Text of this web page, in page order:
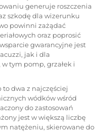
generuje roszczenia
szkodę dla wizerunku
powinni zażądać
oraz poprosić
gwarancyjne jest
jak i dla
tym pomp, grzałek i
dwa z najczęściej
wódków wśród
do zastosowań
jest w większą liczbę
natężeniu, skierowane do